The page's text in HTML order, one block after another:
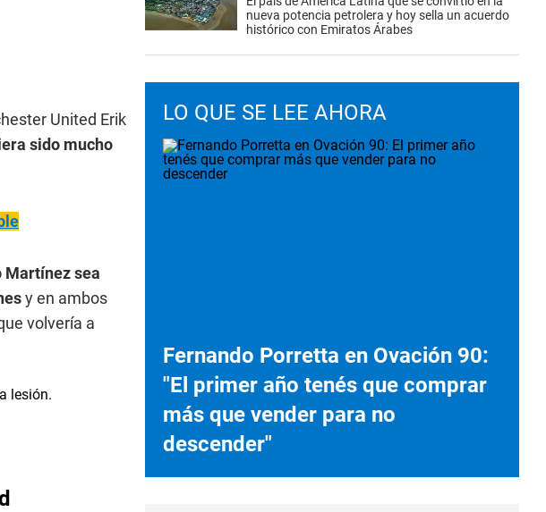
United Erik
sido mucho
Martínez sea
y en ambos
volvería a
lesión.
nueva potencia petrolera y hoy sella un acuerdo
histórico con Emiratos Árabes
LO QUE SE LEE AHORA
Fernando Porretta en Ovación 90:
"El primer año tenés que comprar
más que vender para no
descender"